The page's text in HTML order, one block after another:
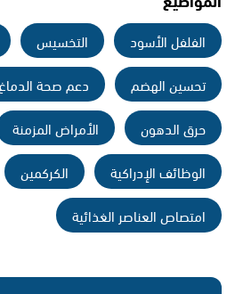
الفلفل الأسود التخسيس
تحسين الهضم
دعم صحة
حرق الدهون
الأمراض المزمنة
الوظائف الإدراكية
الكركمين
امتصاص العناصر الغذائية